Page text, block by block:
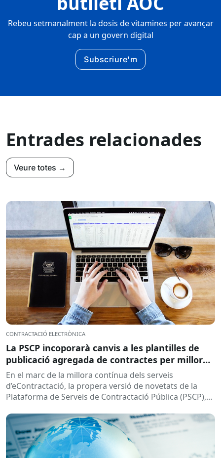
Rebeu setmanalment la dosis de vitamines per avançar
cap a un govern digital
Subscriure'm
Entrades relacionades
Veure totes →
CONTRACTACIÓ ELECTRÒNICA
La PSCP incoporarà canvis a les plantilles de
publicació agregada de contractes per millorar
la integració amb el RPC
En el marc de la millora contínua dels serveis
d’eContractació, la propera versió de novetats de la
Plataforma de Serveis de Contractació Pública (PSCP),